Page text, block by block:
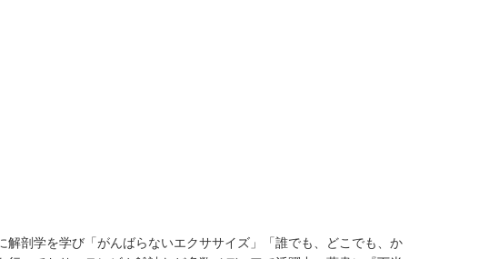
剖学を学び「がんばらないエクササイズ」「誰でも、どこでも、か